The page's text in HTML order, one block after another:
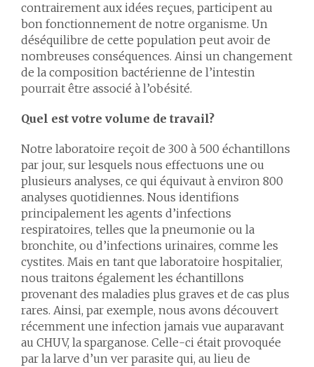
contrairement aux idées reçues, participent au
bon fonctionnement de notre organisme. Un
déséquilibre de cette population peut avoir de
nombreuses conséquences. Ainsi un changement
de la composition bactérienne de l’intestin
pourrait être associé à l’obésité.
Quel est votre volume de travail?
Notre laboratoire reçoit de 300 à 500 échantillons
par jour, sur lesquels nous effectuons une ou
plusieurs analyses, ce qui équivaut à environ 800
analyses quotidiennes. Nous identifions
principalement les agents d’infections
respiratoires, telles que la pneumonie ou la
bronchite, ou d’infections urinaires, comme les
cystites. Mais en tant que laboratoire hospitalier,
nous traitons également les échantillons
provenant des maladies plus graves et de cas plus
rares. Ainsi, par exemple, nous avons découvert
récemment une infection jamais vue auparavant
au CHUV, la sparganose. Celle-ci était provoquée
par la larve d’un ver parasite qui, au lieu de